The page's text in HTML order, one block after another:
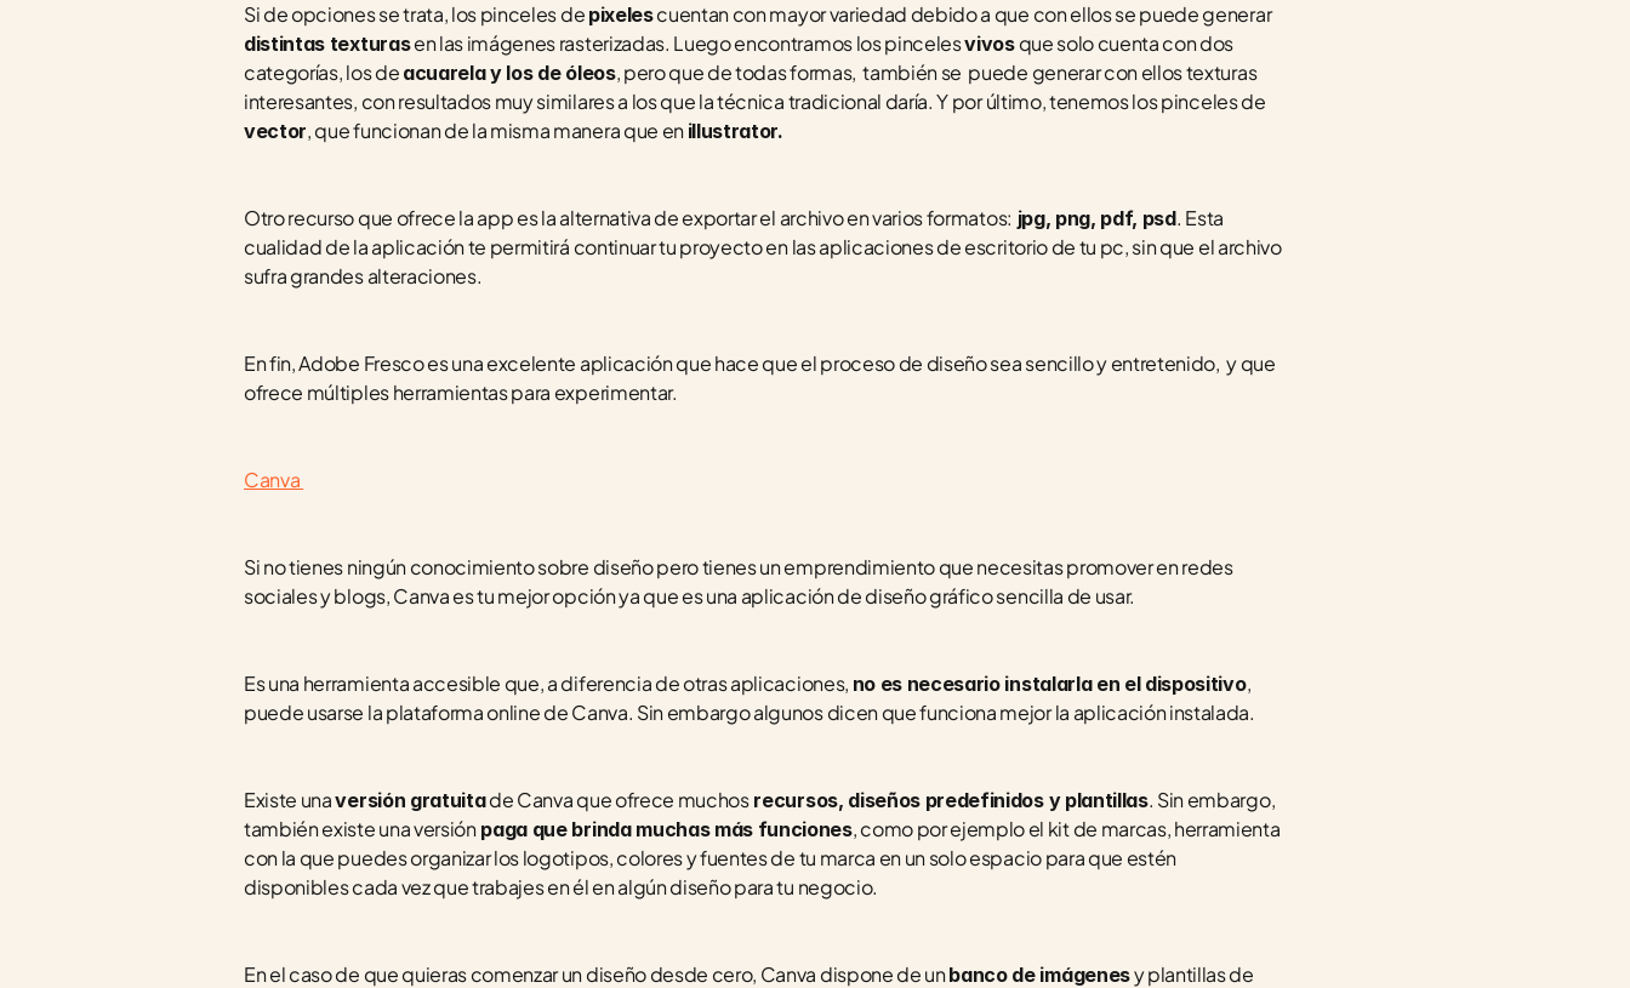
Si de opciones se trata, los pinceles de pixeles cuentan con mayor variedad debido a que con ellos se puede generar
distintas texturas en las imágenes rasterizadas. Luego encontramos los pinceles vivos que solo cuenta con dos
categorías, los de acuarela y los de óleos, pero que de todas formas,  también se  puede generar con ellos texturas
vector, que funcionan de la misma manera que en illustrator.
Otro recurso que ofrece la app es la alternativa de exportar el archivo en varios formatos: jpg, png, pdf, psd. Esta
cualidad de la aplicación te permitirá continuar tu proyecto en las aplicaciones de escritorio de tu pc, sin que el archivo
sufra grandes alteraciones.
En fin, Adobe Fresco es una excelente aplicación que hace que el proceso de diseño sea sencillo y entretenido,  y que
ofrece múltiples herramientas para experimentar.
Canva
Si no tienes ningún conocimiento sobre diseño pero tienes un emprendimiento que necesitas promover en redes
sociales y blogs, Canva es tu mejor opción ya que es una aplicación de diseño gráfico sencilla de usar.
Es una herramienta accesible que, a diferencia de otras aplicaciones, no es necesario instalarla en el dispositivo,
puede usarse la plataforma online de Canva. Sin embargo algunos dicen que funciona mejor la aplicación instalada.
Existe una versión gratuita de Canva que ofrece muchos recursos, diseños predefinidos y plantillas. Sin embargo,
también existe una versión paga que brinda muchas más funciones, como por ejemplo el kit de marcas, herramienta
con la que puedes organizar los logotipos, colores y fuentes de tu marca en un solo espacio para que estén
disponibles cada vez que trabajes en él en algún diseño para tu negocio.
En el caso de que quieras comenzar un diseño desde cero, Canva dispone de un banco de imágenes y plantillas de